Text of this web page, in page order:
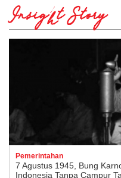
Insight Story
Pemerintahan
7 Agustus 1945, Bung
Indonesia Tanpa Campur